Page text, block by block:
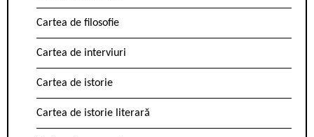
Cartea de filosofie
Cartea de interviuri
Cartea de istorie
Cartea de istorie literară